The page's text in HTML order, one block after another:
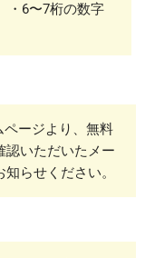
・6〜7桁の数字
ページより、無料
認いただいたメー
らせください。